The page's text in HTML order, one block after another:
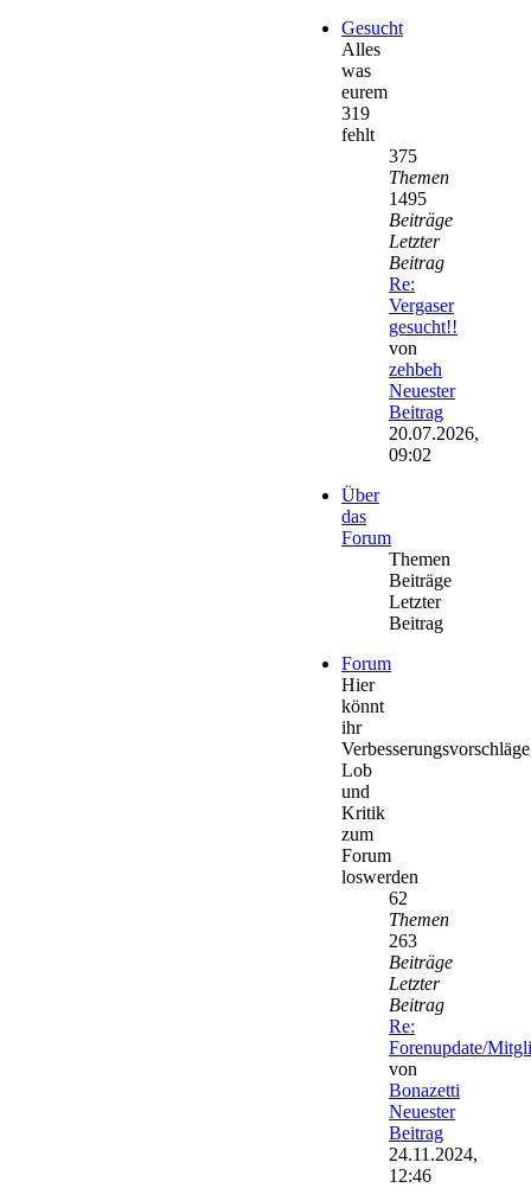
Gesucht
Alles
was
eurem
319
fehlt
375
Themen
1495
Beiträge
Letzter
Beitrag
Re:
Vergaser
gesucht!!
von
zehbeh
Neuester
Beitrag
20.07.2026,
09:02
Über
das
Forum
Themen
Beiträge
Letzter
Beitrag
Forum
Hier
könnt
ihr
Lob
und
Kritik
zum
Forum
loswerden
62
Themen
263
Beiträge
Letzter
Beitrag
Re:
Forenupdate/
von
Bonazetti
Neuester
Beitrag
24.11.2024,
12:46